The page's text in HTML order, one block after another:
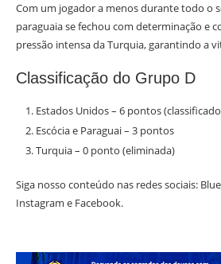
Com um jogador a menos durante todo o
paraguaia se fechou com determinação e
pressão intensa da Turquia, garantindo a
Classificação do Grupo D
Estados Unidos – 6 pontos
Escócia e Paraguai – 3 pontos
Turquia – 0 ponto (eliminada)
Siga nosso conteúdo nas redes sociais:
Instagram e Facebook.